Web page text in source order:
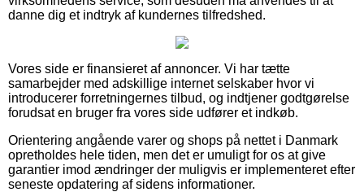
danne dig et indtryk af kundernes tilfredshed.
Vores side er finansieret af annoncer. Vi har tætte
samarbejder med adskillige internet selskaber hvor vi
introducerer forretningernes tilbud, og indtjener godtgørelse
forudsat en bruger fra vores side udfører et indkøb.
Orientering angående varer og shops på nettet i Danmark
opretholdes hele tiden, men det er umuligt for os at give
garantier imod ændringer der muligvis er implementeret efter
seneste opdatering af sidens informationer.